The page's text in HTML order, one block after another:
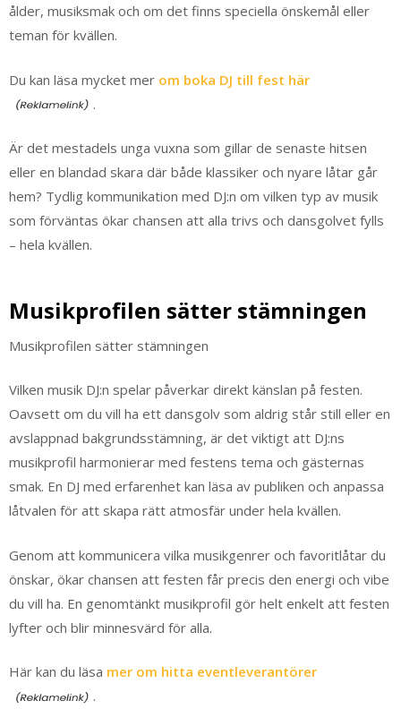
ålder, musiksmak och om det finns speciella önskemål eller
teman för kvällen.
Du kan läsa mycket mer om boka DJ till fest här
.
Är det mestadels unga vuxna som gillar de senaste hitsen
eller en blandad skara där både klassiker och nyare låtar går
hem? Tydlig kommunikation med DJ:n om vilken typ av musik
som förväntas ökar chansen att alla trivs och dansgolvet fylls
– hela kvällen.
Musikprofilen sätter stämningen
Musikprofilen sätter stämningen
Vilken musik DJ:n spelar påverkar direkt känslan på festen.
Oavsett om du vill ha ett dansgolv som aldrig står still eller en
avslappnad bakgrundsstämning, är det viktigt att DJ:ns
musikprofil harmonierar med festens tema och gästernas
smak. En DJ med erfarenhet kan läsa av publiken och anpassa
låtvalen för att skapa rätt atmosfär under hela kvällen.
Genom att kommunicera vilka musikgenrer och favoritlåtar du
önskar, ökar chansen att festen får precis den energi och vibe
du vill ha. En genomtänkt musikprofil gör helt enkelt att festen
lyfter och blir minnesvärd för alla.
Här kan du läsa mer om hitta eventleverantörer
.